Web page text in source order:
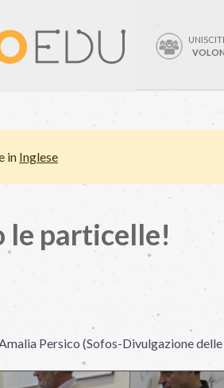
in Inglese
le particelle!
Persico (Sofos-Divulgazione delle